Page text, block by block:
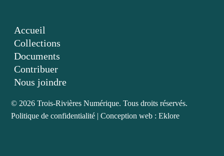
Accueil
Collections
Documents
Contribuer
Nous joindre
© 2026 Trois-Rivières Numérique. Tous droits réservés.
Politique de confidentialité |Conception web : Eklore